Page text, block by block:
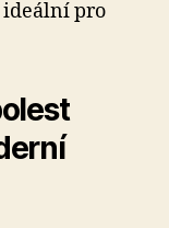
ideální pro